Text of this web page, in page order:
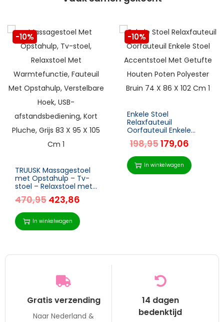
-10%
TRUUSK Massagestoel
met Opstahulp – Tv-
stoel – Relaxstoel met
Warmtefunctie –
Verstelbare Hoek –
USB-afstandsbediening
– Kort
470,95 423,86
In winkelwagen
-10%
Enkele Stoel
Relaxfauteuil
Oorfauteuil Enkele
Stoel Accentstoel Met
Getufte Houten Poten
Polyester Bruin 74 X 86
X 102 Cm
198,95179,06
In winkelwagen
Gratis verzending
Naar Nederland &
14 dagen
bedenktijd